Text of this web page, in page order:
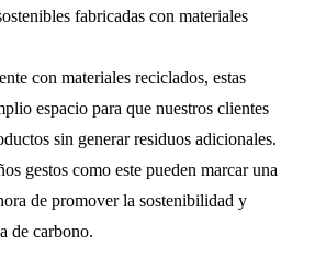
fabricadas con materiales
con materiales reciclados, estas
espacio para que nuestros clientes
sin generar residuos adicionales.
gestos como este pueden marcar una
de promover la sostenibilidad y
de carbono.